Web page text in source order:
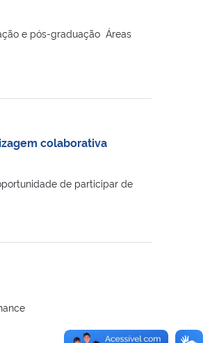
e pós-graduação Áreas
colaborativa
de participar de